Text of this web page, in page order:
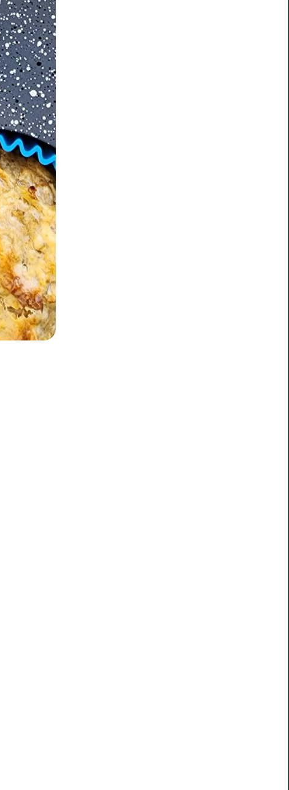
זמן הכנה: 10 דקות
רעיונות לסמודי ביתי
לקטנטנים
טיסה עם ילדים דורשת תכנון, אז
לקראת הטיול הקרוב שלנו ידעתי
שאני הולכת להשתמש באחד המזונות
הבטוחים עבור הבנות שלי כבסיס